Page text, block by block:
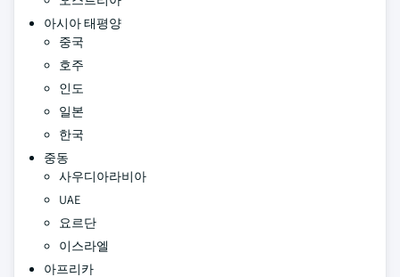
아시아 태평양
중국
호주
인도
일본
한국
중동
사우디아라비아
UAE
요르단
이스라엘
아프리카